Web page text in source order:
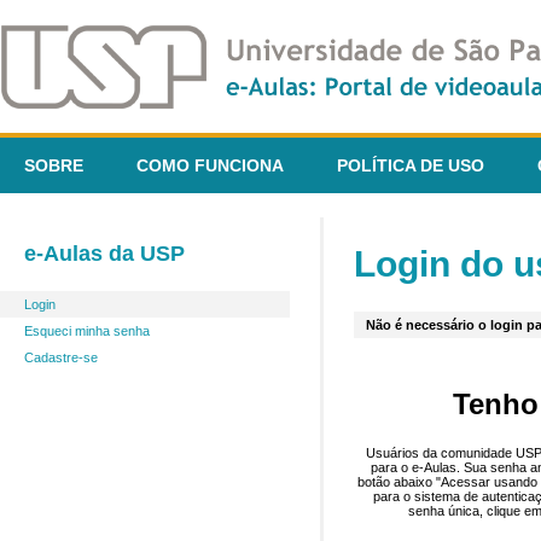
SOBRE COMO FUNCIONA POLÍTICA DE USO
e-Aulas da USP
Login
Esqueci minha senha
Cadastre-se
Login do
Não é necessário o login
Usuários da comunidade
para o e-Aulas. Sua senha
botão abaixo "Acessar
para o sistema de
senha única, clique